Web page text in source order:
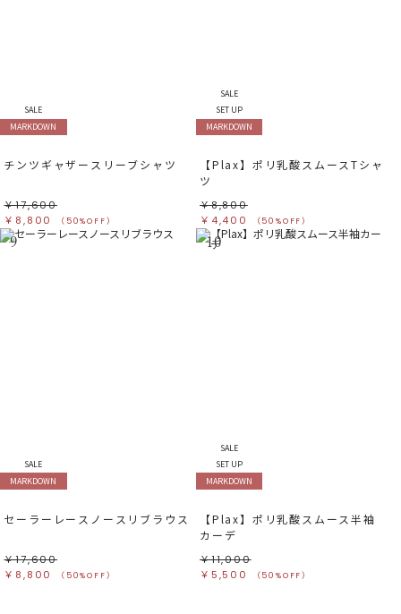
SALE
MARKDOWN
チンツギャザースリーブシャツ
￥17,600
￥8,800
（50%OFF）
SALE
SET UP
MARKDOWN
【Plax】ポリ乳酸スムースTシャ
ツ
￥8,800
￥4,400
（50%OFF）
9
SALE
MARKDOWN
セーラーレースノースリブラウス
￥17,600
￥8,800
（50%OFF）
10
SALE
SET UP
MARKDOWN
【Plax】ポリ乳酸スムース半袖
カーデ
￥11,000
￥5,500
（50%OFF）